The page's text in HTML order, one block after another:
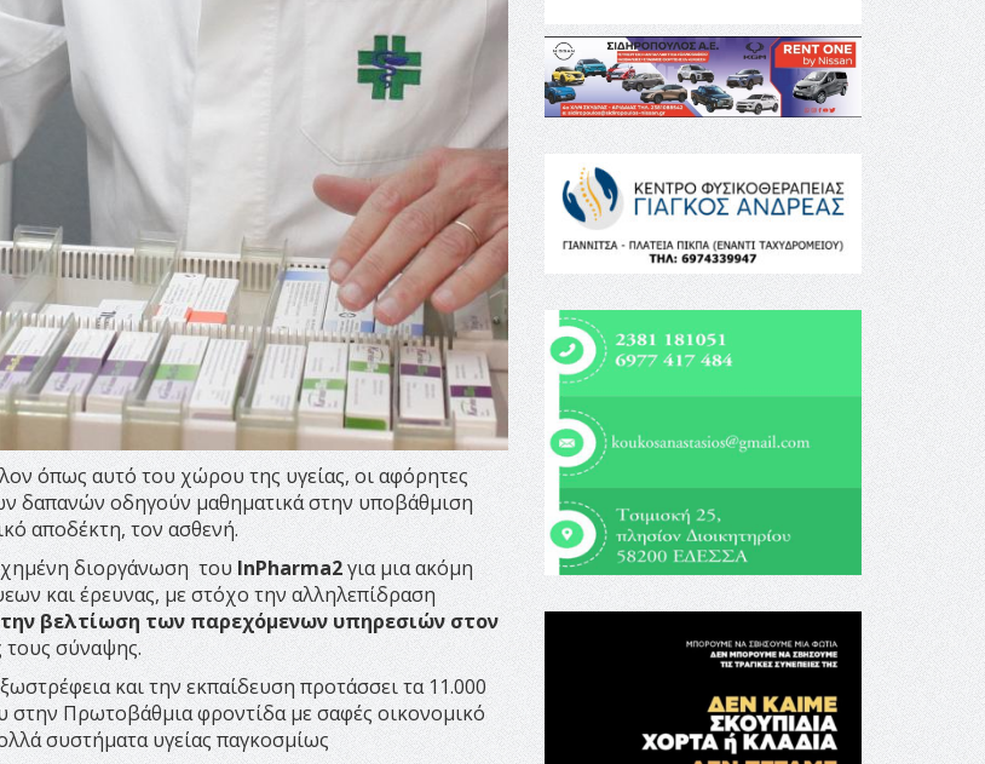
όπως αυτό του χώρου της υγείας, οι αφόρητες
δαπανών οδηγούν μαθηματικά στην υποβάθμιση
αποδέκτη, τον ασθενή.
διοργάνωση τουInPharma2για μια ακόμη
και έρευνας, με στόχο την αλληλεπίδραση
την βελτίωση των παρεχόμενων υπηρεσιών στον
τους σύναψης.
και την εκπαίδευση προτάσσει τα 11.000
στην Πρωτοβάθμια φροντίδα με σαφές οικονομικό
συστήματα υγείας παγκοσμίως